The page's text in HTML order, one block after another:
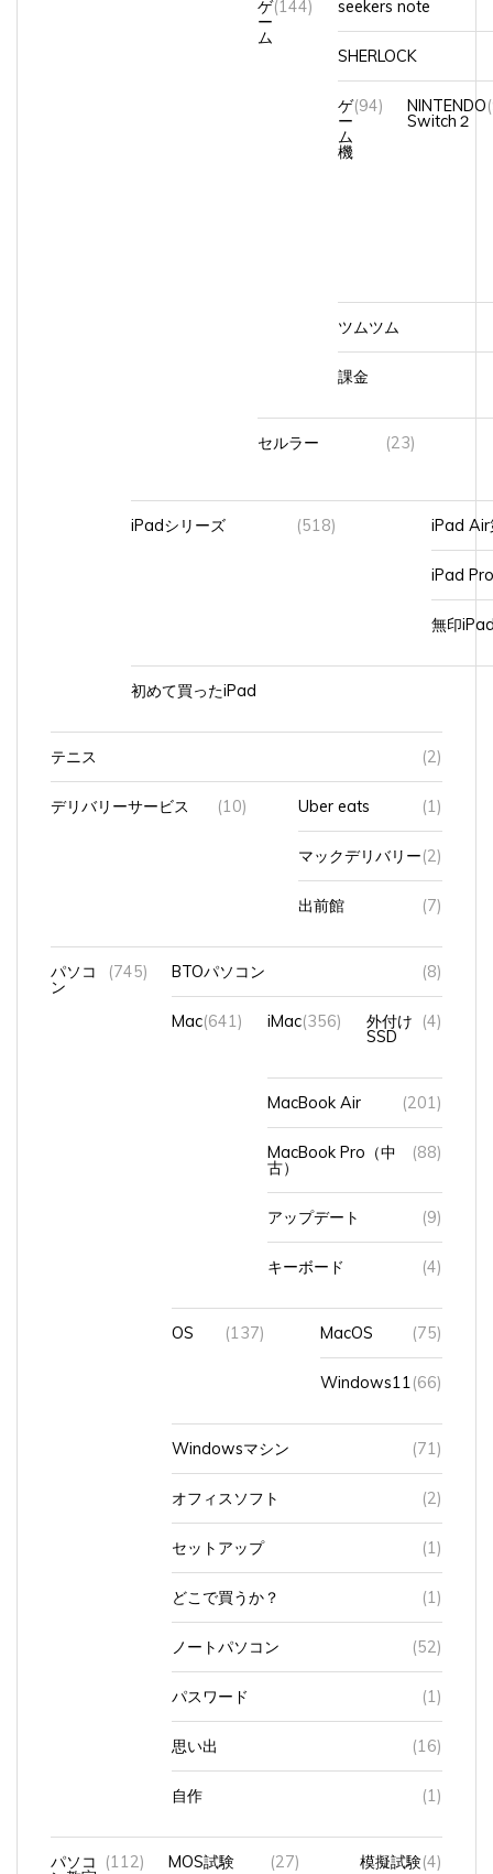
ー
ム
SHERLOCK
ゲ
ー
ム
機
(94) NINTENDO
Switch２
ツムツム
課金
セルラー (23)
iPadシリーズ (518) iPad Air
iPad Pro
無印
初めて買ったiPad
テニス (2)
デリバリーサービス (10) Uber eats (1)
マックデリバリー(2)
出前館 (7)
パソコ
ン
(745) BTOパソコン (8)
Mac(641) iMac(356) 外付け
SSD
(4)
MacBook Air (201)
MacBook Pro（中
古）
(88)
アップデート (9)
キーボード (4)
OS (137) MacOS (75)
Windows11 (66)
Windowsマシン (71)
オフィスソフト (2)
セットアップ (1)
どこで買うか？ (1)
ノートパソコン (52)
パスワード (1)
思い出 (16)
自作 (1)
パソコ (112) MOS試験 (27) 模擬試験(4)